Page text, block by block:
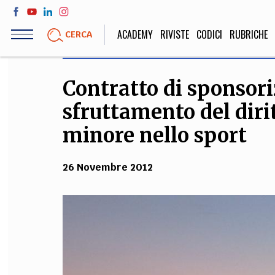
Salta
contenuto
CERCA ACADEMY RIVISTE CODICI RUBRICHE
LIFE STYLE
Sport, Cucina, Viaggi,
Moda
SOCIETÀ
Politica,
Educazione,
STORIA E
Contratto di
sfruttamento del
minore nello sport
26 Novembre 2012